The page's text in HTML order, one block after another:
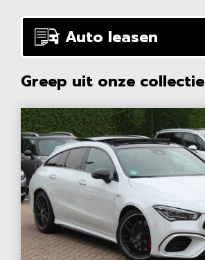
Auto leasen
Greep uit onze collectie